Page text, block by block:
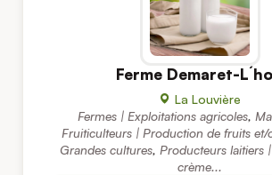
Ferme Demaret-
La Louvière
Fermes | Exploitations agricoles,
Fruiticulteurs | Production de fruits et/
Grandes cultures, Producteurs laitiers
crème...